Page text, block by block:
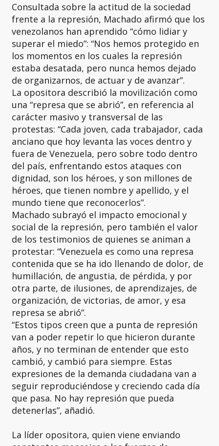
Consultada sobre la actitud de la sociedad
frente a la represión, Machado afirmó que los
venezolanos han aprendido “cómo lidiar y
superar el miedo”: “Nos hemos protegido en
los momentos en los cuales la represión
estaba desatada, pero nunca hemos dejado
de organizarnos, de actuar y de avanzar”.
La opositora describió la movilización como
una “represa que se abrió”, en referencia al
carácter masivo y transversal de las
protestas: “Cada joven, cada trabajador, cada
anciano que hoy levanta las voces dentro y
fuera de Venezuela, pero sobre todo dentro
del país, enfrentando estos ataques con
dignidad, son los héroes, y son millones de
héroes, que tienen nombre y apellido, y el
mundo tiene que reconocerlos”.
Machado subrayó el impacto emocional y
social de la represión, pero también el valor
de los testimonios de quienes se animan a
protestar: “Venezuela es como una represa
contenida que se ha ido llenando de dolor, de
humillación, de angustia, de pérdida, y por
otra parte, de ilusiones, de aprendizajes, de
organización, de victorias, de amor, y esa
represa se abrió”.
“Estos tipos creen que a punta de represión
van a poder repetir lo que hicieron durante
años, y no terminan de entender que esto
cambió, y cambió para siempre. Estas
expresiones de la demanda ciudadana van a
seguir reproduciéndose y creciendo cada día
que pasa. No hay represión que pueda
detenerlas”, añadió.
La líder opositora, quien viene enviando